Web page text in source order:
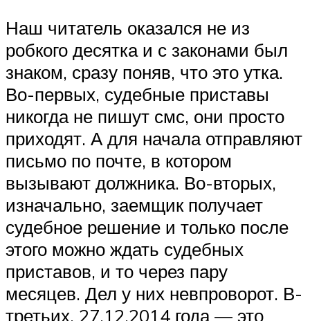
Наш читатель оказался не из
робкого десятка и с законами был
знаком, сразу поняв, что это утка.
Во-первых, судебные приставы
никогда не пишут смс, они просто
приходят. А для начала отправляют
письмо по почте, в котором
вызывают должника. Во-вторых,
изначально, заемщик получает
судебное решение и только после
этого можно ждать судебных
приставов, и то через пару
месяцев. Дел у них невпроворот. В-
третьих, 27.12.2014 года — это